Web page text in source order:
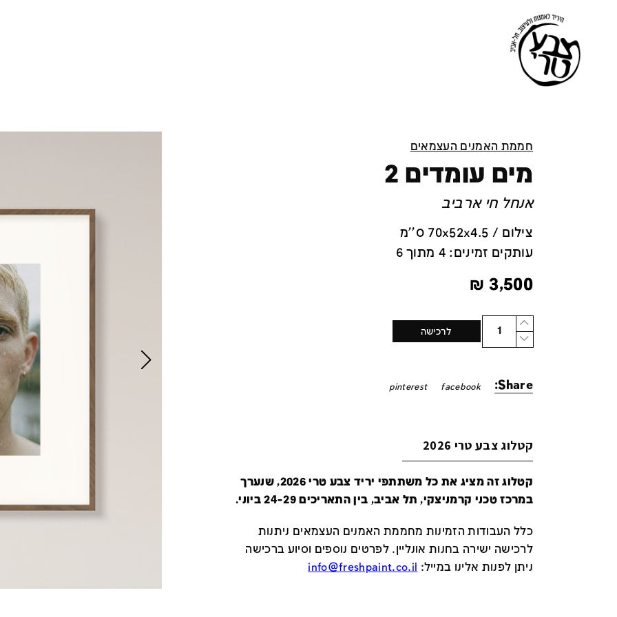
חממת האמנים העצמאים
מים עומדים 2
אנחל חי ארביב
צילום / 70x52x4.5 ס''מ
עותקים זמינים: 4 מתוך 6
3,500
₪
Quantity
לרכישה
Share:
facebook
pinterest
קטלוג צבע טרי 2026
קטלוג זה מציג את כל משתתפי יריד צבע טרי 2026, שנערך
במרכז טכני קרמניצקי, תל אביב, בין התאריכים 24-29 ביוני.
כלל העבודות הזמינות מחממת האמנים העצמאים ניתנות
לרכישה ישירה בחנות אונליין.לפרטים נוספים וסיוע ברכישה
ניתן לפנות אלינו במייל:
info@freshpaint.co.il